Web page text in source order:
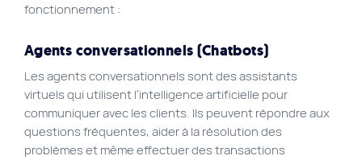
fonctionnement :
Agents conversationnels (Chatbots)
Les agents conversationnels sont des assistants
virtuels qui utilisent l’intelligence artificielle pour
communiquer avec les clients. Ils peuvent répondre aux
questions fréquentes, aider à la résolution des
problèmes et même effectuer des transactions